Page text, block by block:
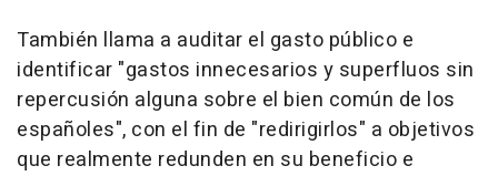
También llama a auditar el gasto público e
identificar "gastos innecesarios y superfluos sin
repercusión alguna sobre el bien común de los
españoles", con el fin de "redirigirlos" a objetivos
que realmente redunden en su beneficio e